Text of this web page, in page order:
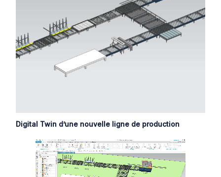
Digital Twin d’une nouvelle ligne de production